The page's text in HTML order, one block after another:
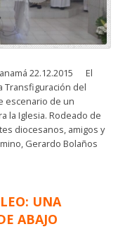
22.12.2015 El
Transfiguración del
escenario de un
la Iglesia. Rodeado de
diocesanos, amigos y
Gerardo Bolaños
UNA
ABAJO